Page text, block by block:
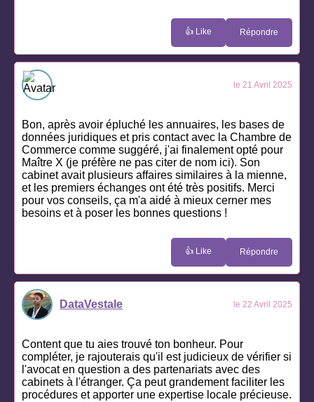
👍 Like Répondre
le 21 Avril 2025
Bon, après avoir épluché les annuaires, les bases de
données juridiques et pris contact avec la Chambre de
Commerce comme suggéré, j'ai finalement opté pour
Maître X (je préfère ne pas citer de nom ici). Son
cabinet avait plusieurs affaires similaires à la mienne,
et les premiers échanges ont été très positifs. Merci
pour vos conseils, ça m'a aidé à mieux cerner mes
besoins et à poser les bonnes questions !
👍 Like Répondre
DataVestale le 22 Avril 2025
Content que tu aies trouvé ton bonheur. Pour
compléter, je rajouterais qu'il est judicieux de vérifier si
l'avocat en question a des partenariats avec des
cabinets à l'étranger. Ça peut grandement faciliter les
procédures et apporter une expertise locale précieuse.